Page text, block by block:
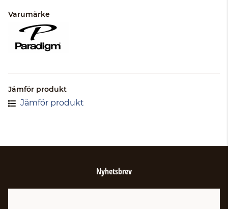
Varumärke
Jämför produkt
Jämför produkt
Nyhetsbrev